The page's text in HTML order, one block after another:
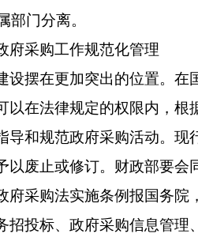
部门分离。
采购工作规范化管理
摆在更加突出的位置。在
以在法律规定的权限内，根
导和规范政府采购活动。现
以废止或修订。财政部要会
府采购法实施条例报国务院
招投标、政府采购信息管理